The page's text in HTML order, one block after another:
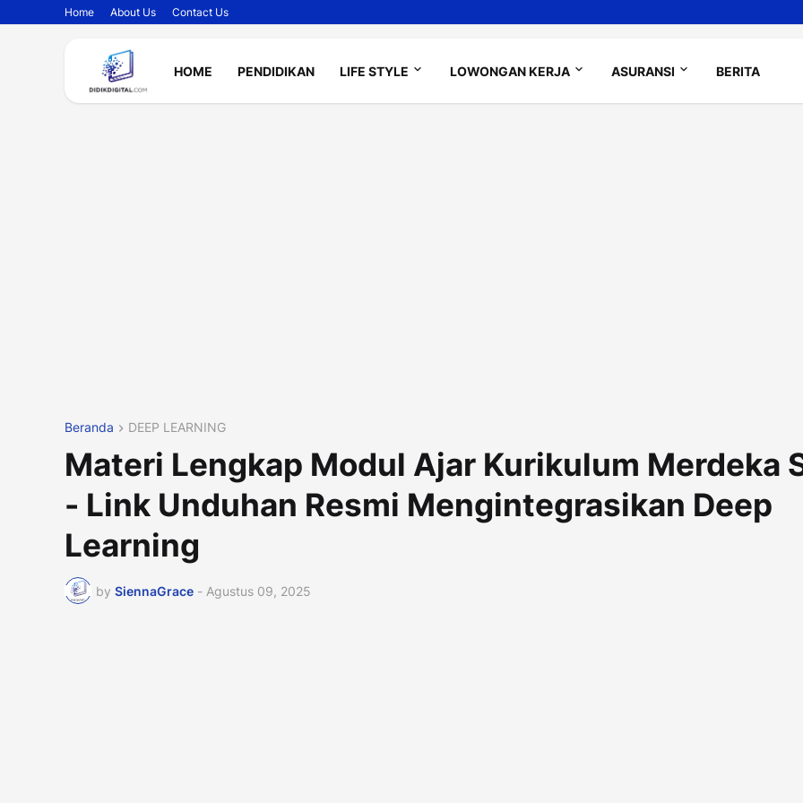
Home About Us Contact Us
HOME PENDIDIKAN LIFE STYLE LOWONGAN KERJA ASURANSI BERITA
Beranda DEEP LEARNING
Materi Lengkap Modul Ajar Kurikulum Merdeka
- Link Unduhan Resmi Mengintegrasikan Deep
Learning
by SiennaGrace - Agustus 09, 2025